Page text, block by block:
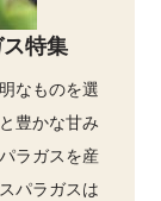
特集
なものを選
豊かな甘み
ラガスを産
パラガスは